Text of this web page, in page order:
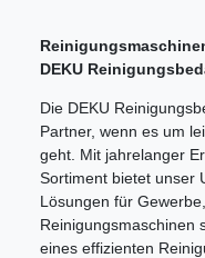
DEKU
Die DEKU
Partner, wenn es um
geht. Mit jahrelanger
Sortiment bietet unser
Lösungen für
Reinigungsmaschinen
eines effizienten